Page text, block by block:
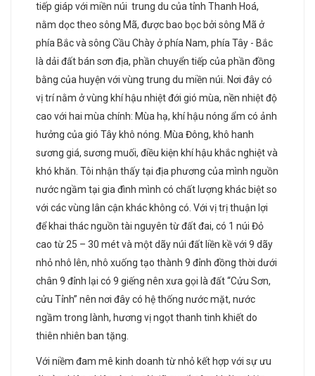
tiếp giáp với miền núi trung du của tỉnh Thanh Hoá,
nằm dọc theo sông Mã, được bao bọc bởi sông Mã ở
phía Bắc và sông Cầu Chày ở phía Nam, phía Tây - Bắc
là dải đất bán sơn địa, phần chuyển tiếp của phần đồng
bằng của huyện với vùng trung du miền núi. Nơi đây có
vị trí nằm ở vùng khí hậu nhiệt đới gió mùa, nền nhiệt độ
cao với hai mùa chính: Mùa hạ, khí hậu nóng ẩm có ảnh
hưởng của gió Tây khô nóng. Mùa Đông, khô hanh
sương giá, sương muối, điều kiện khí hậu khắc nghiệt và
khó khăn. Tôi nhận thấy tại địa phương của mình nguồn
nước ngầm tại gia đình mình có chất lượng khác biệt so
với các vùng lân cận khác không có. Với vị trị thuận lợi
để khai thác nguồn tài nguyên từ đất đai, có 1 núi Đỏ
cao từ 25 – 30 mét và một dãy núi đất liền kề với 9 dãy
nhỏ nhô lên, nhô xuống tạo thành 9 đỉnh đồng thời dưới
chân 9 đỉnh lại có 9 giếng nên xưa gọi là đất “Cửu Sơn,
cửu Tỉnh” nên nơi đây có hệ thống nước mặt, nước
ngầm trong lành, hương vị ngọt thanh tinh khiết do
thiên nhiên ban tặng.
Với niềm đam mê kinh doanh từ nhỏ kết hợp với sự ưu